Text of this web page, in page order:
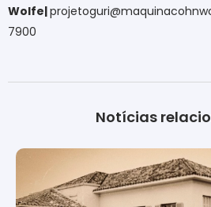
Wolfe|
7900
Notícias